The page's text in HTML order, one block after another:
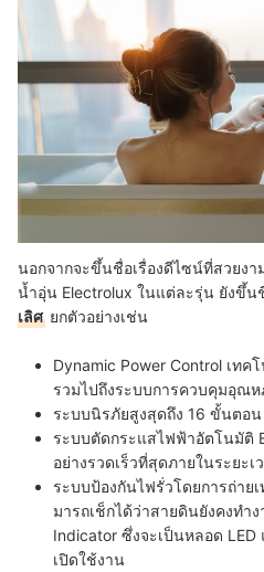
นอกจากจะขึ้นชื่อเรื่องดีไซน์ที่สวยง
น้ำอุ่น Electrolux ในแต่ละรุ่น ยังขึ้น
เลิศ ยกตัวอย่างเช่น
Dynamic Power Control เท
รวมไปถึงระบบการควบคุมอุณ
ระบบนิรภัยสูงสุดถึง 16 ขั้นตอน
ระบบตัดกระแสไฟฟ้าอัตโนมัติ
อย่างรวดเร็วที่สุดภายในระยะ
ระบบป้องกันไฟรั่วโดยการถ่า
มารถเช็กได้ว่าสายดินยังคงทำ
Indicator ซึ่งจะเป็นหลอด
เปิดใช้งาน